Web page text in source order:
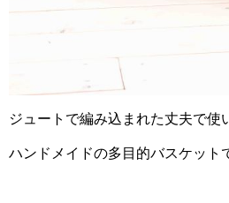
ジュートで編み込まれた丈夫で使
ハンドメイドの多目的バスケット